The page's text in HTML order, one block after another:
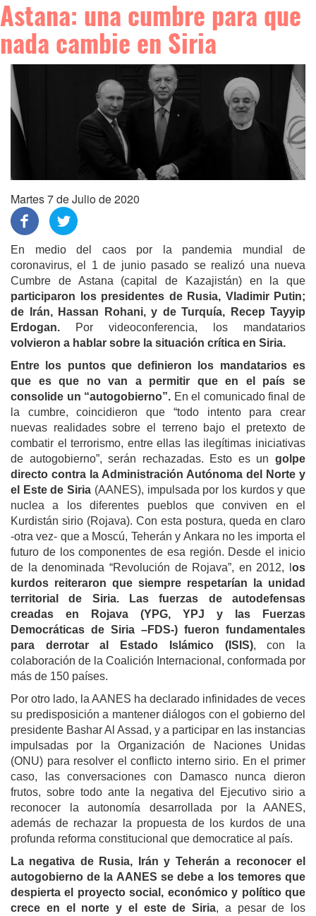
Astana: una cumbre para que
nada cambie en Siria
Martes 7 de Julio de 2020
En medio del caos por la pandemia mundial de
coronavirus, el 1 de junio pasado se realizó una nueva
Cumbre de Astana (capital de Kazajistán) en la que
participaron los presidentes de Rusia, Vladimir Putin;
de Irán, Hassan Rohani, y de Turquía, Recep Tayyip
Erdogan. Por videoconferencia, los mandatarios
volvieron a hablar sobre la situación crítica en Siria.
Entre los puntos que definieron los mandatarios es
que es que no van a permitir que en el país se
consolide un “autogobierno”. En el comunicado final de
la cumbre, coincidieron que “todo intento para crear
nuevas realidades sobre el terreno bajo el pretexto de
combatir el terrorismo, entre ellas las ilegítimas iniciativas
de autogobierno”, serán rechazadas. Esto es un golpe
directo contra la Administración Autónoma del Norte y
el Este de Siria (AANES), impulsada por los kurdos y que
nuclea a los diferentes pueblos que conviven en el
Kurdistán sirio (Rojava). Con esta postura, queda en claro
-otra vez- que a Moscú, Teherán y Ankara no les importa el
futuro de los componentes de esa región. Desde el inicio
de la denominada “Revolución de Rojava”, en 2012, l os
kurdos reiteraron que siempre respetarían la unidad
territorial de Siria. Las fuerzas de autodefensas
creadas en Rojava (YPG, YPJ y las Fuerzas
Democráticas de Siria –FDS-) fueron fundamentales
para derrotar al Estado Islámico (ISIS), con la
colaboración de la Coalición Internacional, conformada por
más de 150 países.
Por otro lado, la AANES ha declarado infinidades de veces
su predisposición a mantener diálogos con el gobierno del
presidente Bashar Al Assad, y a participar en las instancias
impulsadas por la Organización de Naciones Unidas
(ONU) para resolver el conflicto interno sirio. En el primer
caso, las conversaciones con Damasco nunca dieron
frutos, sobre todo ante la negativa del Ejecutivo sirio a
reconocer la autonomía desarrollada por la AANES,
además de rechazar la propuesta de los kurdos de una
profunda reforma constitucional que democratice al país.
La negativa de Rusia, Irán y Teherán a reconocer el
autogobierno de la AANES se debe a los temores que
despierta el proyecto social, económico y político que
crece en el norte y el este de Siria, a pesar de los